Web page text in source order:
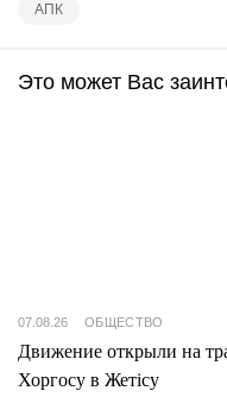
АПК
Это может Вас
07.08.26 ОБЩЕСТВО
Движение открыли на
Хоргосу в Жетісу